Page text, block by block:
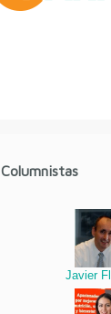
Columnistas
Javier